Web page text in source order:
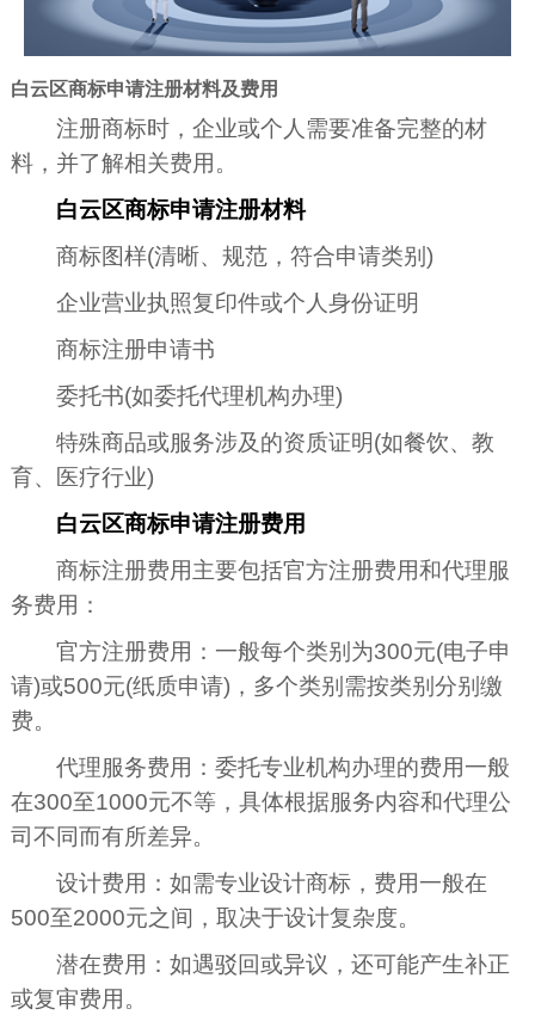
白云区商标申请注册材料及费用
注册商标时，企业或个人需要准备完整的材
料，并了解相关费用。
白云区商标申请注册材料
商标图样(清晰、规范，符合申请类别)
企业营业执照复印件或个人身份证明
商标注册申请书
委托书(如委托代理机构办理)
特殊商品或服务涉及的资质证明(如餐饮、教
育、医疗行业)
白云区商标申请注册费用
商标注册费用主要包括官方注册费用和代理服
务费用：
官方注册费用：一般每个类别为300元(电子申
请)或500元(纸质申请)，多个类别需按类别分别缴
费。
代理服务费用：委托专业机构办理的费用一般
在300至1000元不等，具体根据服务内容和代理公
司不同而有所差异。
设计费用：如需专业设计商标，费用一般在
500至2000元之间，取决于设计复杂度。
潜在费用：如遇驳回或异议，还可能产生补正
或复审费用。